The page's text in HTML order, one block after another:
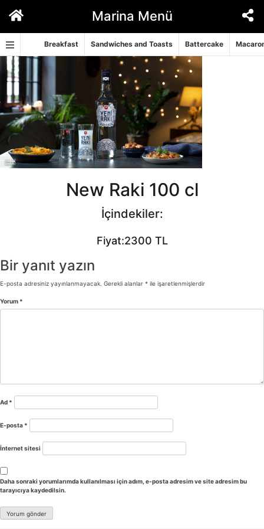
Marina Menü
Breakfast Sandwiches and Toasts Battercake
New Raki 100 cl
İçindekiler:
Fiyat:2300 TL
Bir yanıt yazın
E-posta adresiniz yayınlanmayacak. Gerekli alanlar * ile işaretlenmişlerdir
Yorum *
Ad *
E-posta *
İnternet sitesi
Daha sonraki yorumlarımda kullanılması için adım, e-posta adresim ve site adresim bu
tarayıcıya kaydedilsin.